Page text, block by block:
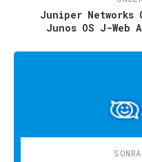
Juniper Networks
Junos OS J-Web